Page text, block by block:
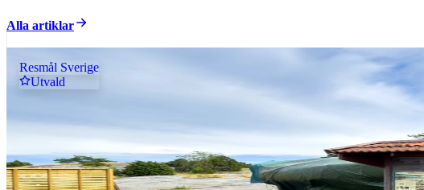
Alla artiklar
Resmål Sverige
Utvald